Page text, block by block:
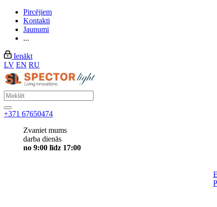
Pircējiem
Kontakti
Jaunumi
...
Ienākt
LV EN RU
+371 67650474
Zvaniet mums
darba dienās
no 9:00 līdz 17:00